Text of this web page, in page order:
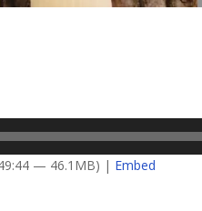
— 46.1MB) | Embed